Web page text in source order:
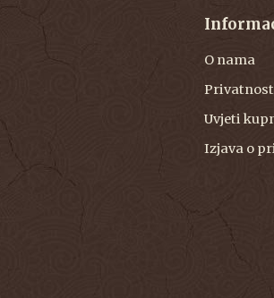
O nama
Uvjeti
Izjava o